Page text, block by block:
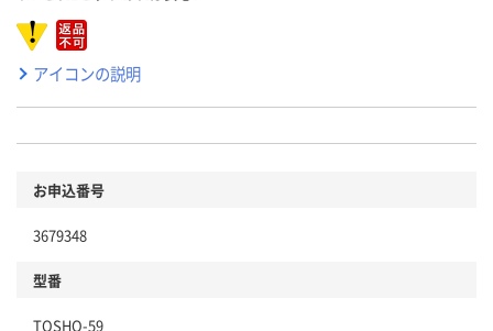
アイコンの説明
お申込番号
3679348
型番
TOSHO-59